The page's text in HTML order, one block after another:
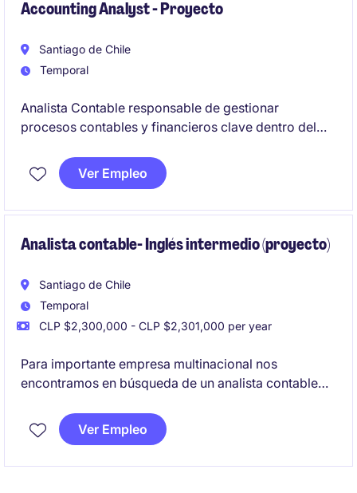
Accounting Analyst - Proyecto
Santiago de Chile
Temporal
Analista Contable responsable de gestionar
procesos contables y financieros clave dentro del
perfil orientado al detalle, con capacidad de análisis
y enfoque en la precisión de los reportes financieros.
Ver Empleo
Analista contable- Inglés intermedio (proyecto)
Santiago de Chile
Temporal
CLP $2,300,000 - CLP $2,301,000 per year
Para importante empresa multinacional nos
encontramos en búsqueda de un analista contable
posibilidad de extensión
Ver Empleo